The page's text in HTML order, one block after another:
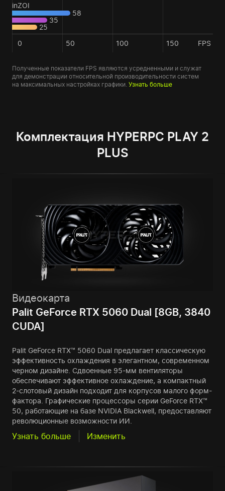
inZOI
58
35
25
0
50 100 150 FPS
Полученные показатели FPS являются усредненными и служат
для демонстрации относительной производительности систем
на максимальных настройках графики. Узнать больше
Комплектация HYPERPC PLAY 2
PLUS
Видеокарта
Palit GeForce RTX 5060 Dual [8GB, 3840
CUDA]
Palit GeForce RTX™ 5060 Dual предлагает классическую
эффективность охлаждения в элегантном, современном
черном дизайне. Сдвоенные 95-мм вентиляторы
обеспечивают эффективное охлаждение, а компактный
2-слотовый дизайн подходит для корпусов малого форм-
фактора. Графические процессоры серии GeForce RTX™
50, работающие на базе NVIDIA Blackwell, предоставляют
революционные возможности ИИ.
Узнать больше Изменить